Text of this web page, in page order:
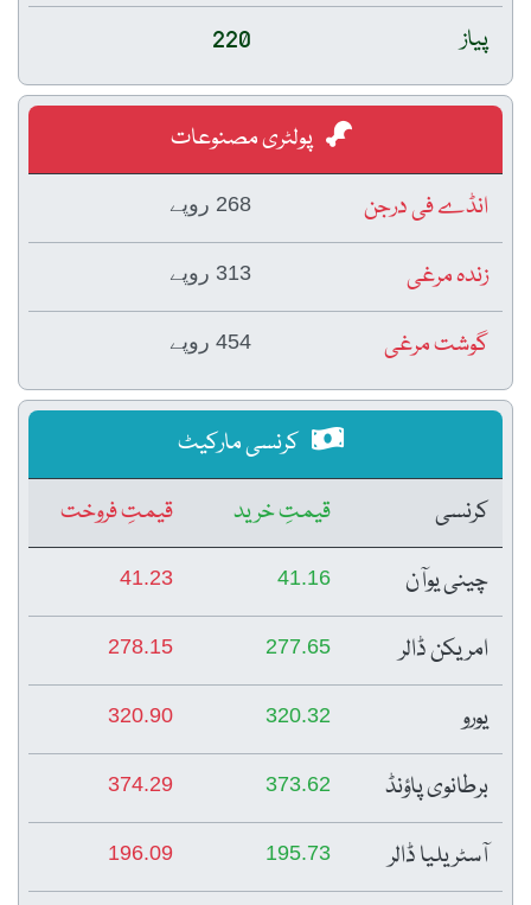
پیاز
220
پولٹری مصنوعات
انڈے فی درجن
268 روپے
زندہ مرغی 313 روپے
گوشت مرغی 454 روپے
کرنسی مارکیٹ
کرنسی
قیمتِ خرید
قیمتِ فروخت
چینی یوآن
41.16
41.23
امریکن ڈالر 277.65
278.15
یورو 320.32
320.90
برطانوی پاؤنڈ 373.62
374.29
آسٹریلیا ڈالر 195.73
196.09